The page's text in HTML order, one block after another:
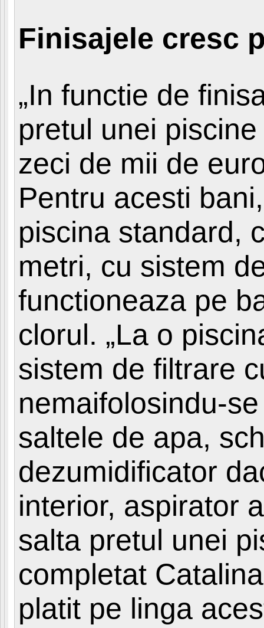
Finisajele cresc
„In functie de
pretul unei
zeci de mii de
Pentru acesti
piscina standard,
metri, cu sistem
functioneaza pe
clorul. „La o
sistem de filtrare
nemaifolosindu-
saltele de apa,
dezumidificator
interior, aspirator
salta pretul unei
completat
platit pe linga